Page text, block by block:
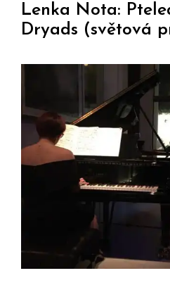
Lenka Nota:
Dryads (světová